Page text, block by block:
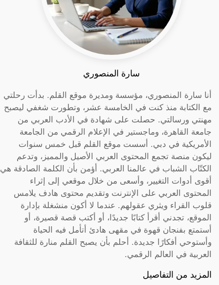
سارة المنصوري
أنا سارة المنصوري، مؤسسة ومديرة موقع القلم. بدأت رحلتي
مع الكتابة منذ كنت في الخامسة عشر، وتطورت شغفي ليصبح
مهنتي ورسالتي. حصلت على شهادة في الأدب العربي من
جامعة القاهرة، وماجستير في الإعلام الرقمي من الجامعة
الأمريكية في دبي. أسست موقع القلم قبل خمس سنوات
ليكون منصة تجمع المحتوى العربي الأصيل والمميز، وتدعم
الكتّاب الشباب في عالمنا العربي. أؤمن بأن الكلمة الصادقة هي
أقوى أدوات التغيير، وأسعى من خلال موقعي إلى إثراء
المحتوى العربي على الإنترنت وتقديم محتوى هادف يلامس
قلوب القراء ويثري عقولهم. عندما لا أكون منشغلة بإدارة
الموقع، تجدني أقرأ كتابًا جديدًا، أو أكتب قصة قصيرة، أو
أستمتع بفنجان قهوة في مقهى هادئ أتأمل فيه الحياة
وأستوحي أفكارًا جديدة. أحلم بأن يصبح القلم منارة للثقافة
العربية في العالم الرقمي.
المزيد من التفاصيل